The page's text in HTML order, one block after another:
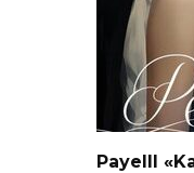
Payelll